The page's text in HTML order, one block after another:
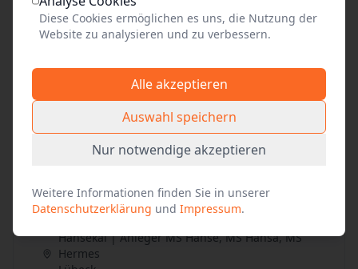
Tickets
02
Hansekai | Anleger MS Hanse, MS Hansa, MS
03Sep. 2026•Do. 10:30
Hansekai | Anleger MS Hanse, MS Hansa, MS
Hermes
Diese Cookies ermöglichen es uns, die Nutzung der
Website zu analysieren und zu verbessern.
Alle akzeptieren
Auswahl speichern
Nur notwendige akzeptieren
Weitere Informationen finden Sie in unserer
Datenschutzerklärung und Impressum.